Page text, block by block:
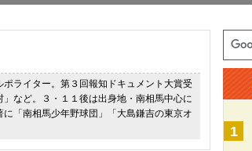
ライター。第３回報知ドキュメント大賞受
など。３・１１後は出身地・南相馬中心に
「南相馬少年野球団」「大島鎌吉の東京オ
1